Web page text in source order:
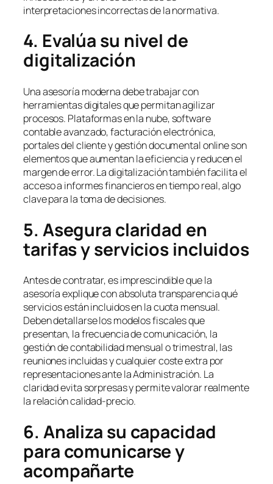
interpretaciones incorrectas de la normativa.
4. Evalúa su nivel de
digitalización
Una asesoría moderna debe trabajar con
herramientas digitales que permitan agilizar
procesos. Plataformas en la nube, software
contable avanzado, facturación electrónica,
portales del cliente y gestión documental online son
elementos que aumentan la eficiencia y reducen el
margen de error. La digitalización también facilita el
acceso a informes financieros en tiempo real, algo
clave para la toma de decisiones.
5. Asegura claridad en
tarifas y servicios incluidos
Antes de contratar, es imprescindible que la
asesoría explique con absoluta transparencia qué
servicios están incluidos en la cuota mensual.
Deben detallarse los modelos fiscales que
presentan, la frecuencia de comunicación, la
gestión de contabilidad mensual o trimestral, las
reuniones incluidas y cualquier coste extra por
representaciones ante la Administración. La
claridad evita sorpresas y permite valorar realmente
la relación calidad-precio.
6. Analiza su capacidad
para comunicarse y
acompañarte